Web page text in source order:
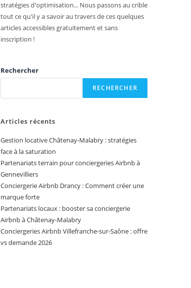
stratégies d'optimisation... Nous passons au crible
tout ce qu'il y a savoir au travers de ces quelques
articles accessibles gratuitement et sans
inscription !
Rechercher
RECHERCHER
Articles récents
Gestion locative Châtenay-Malabry : stratégies
face à la saturation
Partenariats terrain pour conciergeries Airbnb à
Gennevilliers
Conciergerie Airbnb Drancy : Comment créer une
marque forte
Partenariats locaux : booster sa conciergerie
Airbnb à Châtenay-Malabry
Conciergeries Airbnb Villefranche-sur-Saône : offre
vs demande 2026